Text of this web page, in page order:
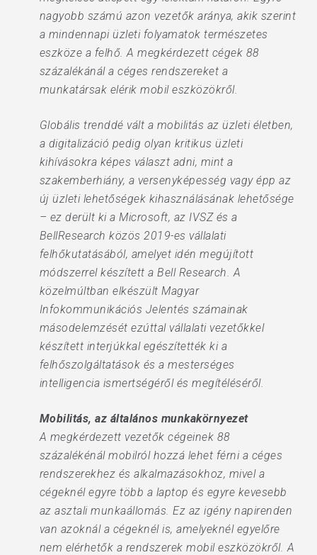
nagyobb számú azon vezetők aránya, akik szerint
a mindennapi üzleti folyamatok természetes
eszköze a felhő. A megkérdezett cégek 88
százalékánál a céges rendszereket a
munkatársak elérik mobil eszközökről.
Globális trenddé vált a mobilitás az üzleti életben,
a digitalizáció pedig olyan kritikus üzleti
kihívásokra képes választ adni, mint a
szakemberhiány, a versenyképesség vagy épp az
új üzleti lehetőségek kihasználásának lehetősége
– ez derült ki a Microsoft, az IVSZ és a
BellResearch közös 2019-es vállalati
felhőkutatásából, amelyet idén megújított
módszerrel készített a Bell Research. A
közelmúltban elkészült Magyar
Infokommunikációs Jelentés számainak
másodelemzését ezúttal vállalati vezetőkkel
készített interjúkkal egészítették ki a
felhőszolgáltatások és a mesterséges
intelligencia ismertségéről és megítéléséről.
Mobilitás, az általános munkakörnyezet
A megkérdezett vezetők cégeinek 88
százalékénál mobilról hozzá lehet férni a céges
rendszerekhez és alkalmazásokhoz, mivel a
cégeknél egyre több a laptop és egyre kevesebb
az asztali munkaállomás. Ez az igény napirenden
van azoknál a cégeknél is, amelyeknél egyelőre
nem elérhetők a rendszerek mobil eszközökről. A